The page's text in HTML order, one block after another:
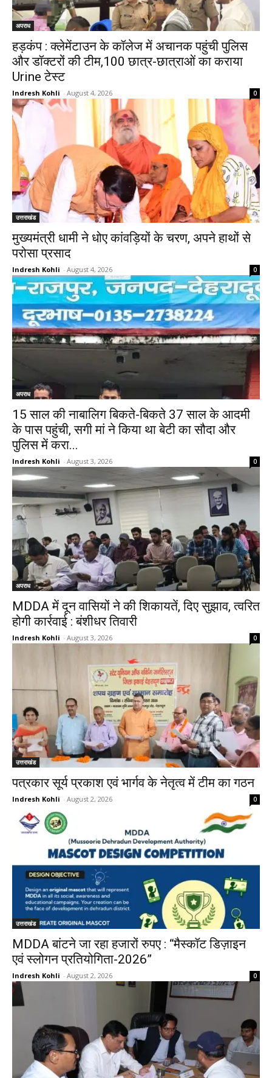
अपराध
हड़कंप : क्लेमेंटाउन के कॉलेज में अचानक पहुंची पुलिस
और डॉक्टरों की टीम,100 छात्र-छात्राओं का कराया
Urine टेस्ट
Indresh Kohli - August 4, 2026 0
उत्तराखंड
मुख्यमंत्री धामी ने धोए कांवड़ियों के चरण, अपने हाथों से
परोसा प्रसाद
Indresh Kohli - August 4, 2026 0
अपराध
15 साल की नाबालिग बिकते-बिकते 37 साल के आदमी
के पास पहुंची, सगी मां ने किया था बेटी का सौदा और
पुलिस में करा...
Indresh Kohli - August 3, 2026 0
अपराध
MDDA में दून वासियों ने की शिकायतें, दिए सुझाव, त्वरित
होगी कार्रवाई : बंशीधर तिवारी
Indresh Kohli - August 3, 2026 0
उत्तराखंड
पत्रकार सूर्य प्रकाश एवं भार्गव के नेतृत्व में टीम का गठन
Indresh Kohli - August 2, 2026 0
उत्तराखंड
MDDA बांटने जा रहा हजारों रुपए : “मैस्कॉट डिज़ाइन
एवं स्लोगन प्रतियोगिता-2026”
Indresh Kohli - August 2, 2026 0